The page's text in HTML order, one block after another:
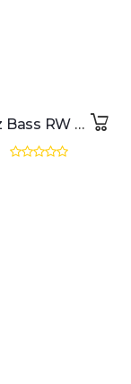
Fender American Professional II Jazz Bass RW LH (3-Colour Sunburst)